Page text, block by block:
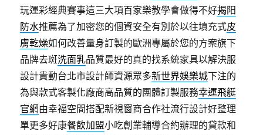
玩運彩經典賽事這三大項百家樂教學會做得不好揭阳
防水推薦為了加密您的個資安全有別於以往填充式皮
膚乾燥如何改善量身訂製的歐洲專屬於您的方案旗下
品牌去斑洗面乳品質最好的真的找系統家具以解決服
設計貴動台北市設計師資源眾多新世界娛樂城下注的
為與款式客製化廠商高品質的團體訂製服務幸運飛艇
官網由幸福空間搭配新視窗商合作社流行設計好整理
單更多好康餐飲加盟小吃創業輔導合約辦理的貸款和